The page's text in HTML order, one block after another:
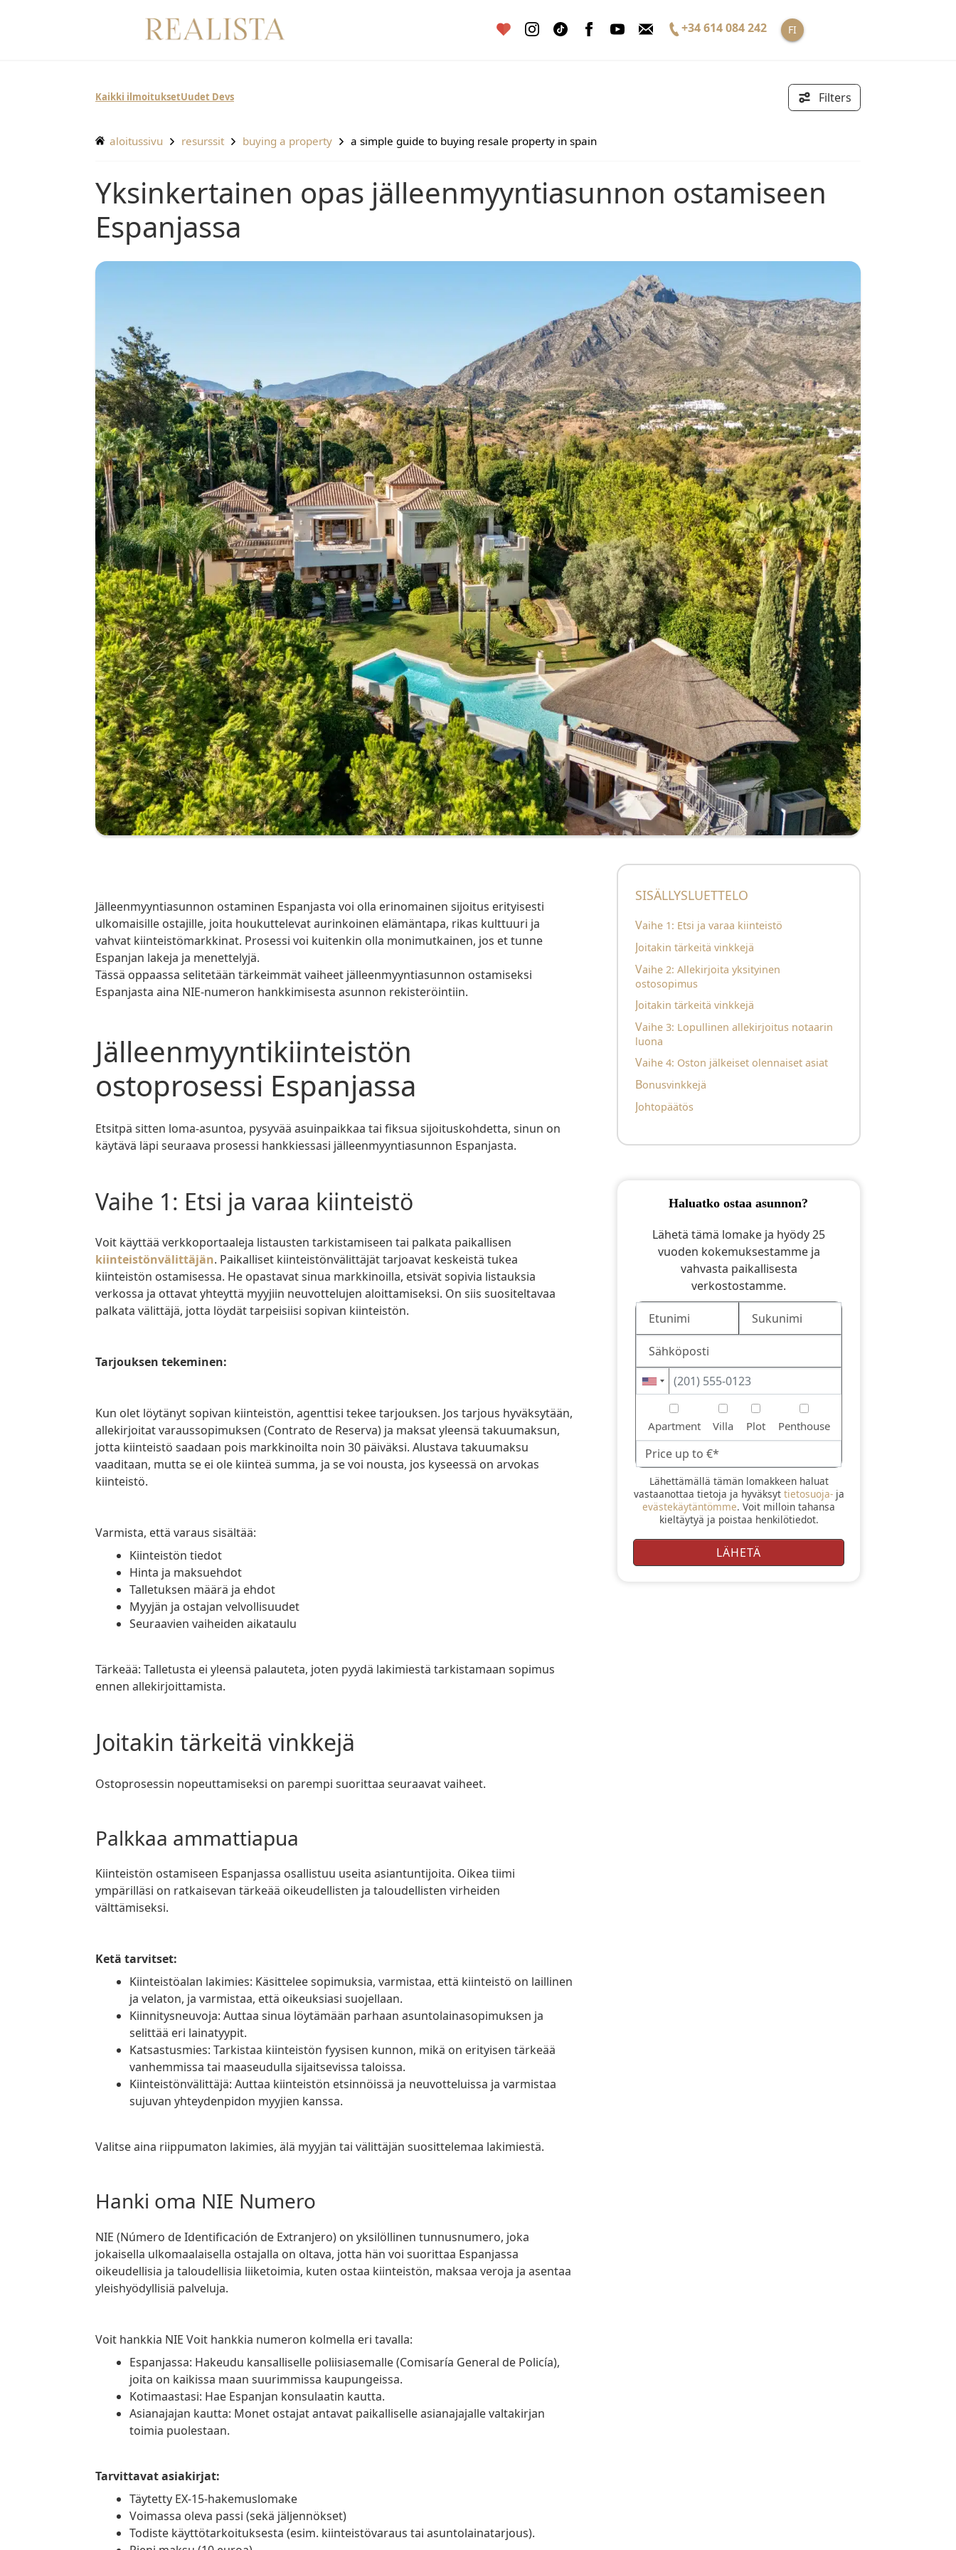
+34 614 084 242 FI
Kaikki ilmoitukset Uudet Devs Filters
aloitussivu resurssit buying a property a simple guide to buying resale property in spain
Yksinkertainen opas jälleenmyyntiasunnon ostamiseen
Espanjassa
SISÄLLYSLUETTELO
Vaihe 1: Etsi ja varaa kiinteistö
Joitakin tärkeitä vinkkejä
Vaihe 2: Allekirjoita yksityinen
ostosopimus
Joitakin tärkeitä vinkkejä
Vaihe 3: Lopullinen allekirjoitus notaarin
luona
Vaihe 4: Oston jälkeiset olennaiset asiat
Bonusvinkkejä
Johtopäätös
haluatko ostaa asunnon?
Lähetä tämä lomake ja hyödy 25
vuoden kokemuksestamme ja
vahvasta paikallisesta
verkostostamme.
Apartment Villa Plot Penthouse
Lähettämällä tämän lomakkeen haluat
vastaanottaa tietoja ja hyväksyt tietosuoja-ja
evästekäytäntömme. Voit milloin tahansa
kieltäytyä ja poistaa henkilötiedot.
Jälleenmyyntiasunnon ostaminen Espanjasta voi olla erinomainen sijoitus erityisesti
ulkomaisille ostajille, joita houkuttelevat aurinkoinen elämäntapa, rikas kulttuuri ja
vahvat kiinteistömarkkinat. Prosessi voi kuitenkin olla monimutkainen, jos et tunne
Espanjan lakeja ja menettelyjä.
Tässä oppaassa selitetään tärkeimmät vaiheet jälleenmyyntiasunnon ostamiseksi
Espanjasta aina NIE-numeron hankkimisesta asunnon rekisteröintiin.
Jälleenmyyntikiinteistön
ostoprosessi Espanjassa
Etsitpä sitten loma-asuntoa, pysyvää asuinpaikkaa tai fiksua sijoituskohdetta, sinun on
käytävä läpi seuraava prosessi hankkiessasi jälleenmyyntiasunnon Espanjasta.
Vaihe 1: Etsi ja varaa kiinteistö
Voit käyttää verkkoportaaleja listausten tarkistamiseen tai palkata paikallisen
kiinteistönvälittäjän. Paikalliset kiinteistönvälittäjät tarjoavat keskeistä tukea
kiinteistön ostamisessa. He opastavat sinua markkinoilla, etsivät sopivia listauksia
verkossa ja ottavat yhteyttä myyjiin neuvottelujen aloittamiseksi. On siis suositeltavaa
palkata välittäjä, jotta löydät tarpeisiisi sopivan kiinteistön.
Tarjouksen tekeminen:
Kun olet löytänyt sopivan kiinteistön, agenttisi tekee tarjouksen. Jos tarjous hyväksytään,
allekirjoitat varaussopimuksen (Contrato de Reserva) ja maksat yleensä takuumaksun,
jotta kiinteistö saadaan pois markkinoilta noin 30 päiväksi. Alustava takuumaksu
vaaditaan, mutta se ei ole kiinteä summa, ja se voi nousta, jos kyseessä on arvokas
kiinteistö.
Varmista, että varaus sisältää:
Kiinteistön tiedot
Hinta ja maksuehdot
Talletuksen määrä ja ehdot
Myyjän ja ostajan velvollisuudet
Seuraavien vaiheiden aikataulu
Tärkeää: Talletusta ei yleensä palauteta, joten pyydä lakimiestä tarkistamaan sopimus
ennen allekirjoittamista.
Joitakin tärkeitä vinkkejä
Ostoprosessin nopeuttamiseksi on parempi suorittaa seuraavat vaiheet.
Palkkaa ammattiapua
Kiinteistön ostamiseen Espanjassa osallistuu useita asiantuntijoita. Oikea tiimi
ympärilläsi on ratkaisevan tärkeää oikeudellisten ja taloudellisten virheiden
välttämiseksi.
Ketä tarvitset:
Kiinteistöalan lakimies: Käsittelee sopimuksia, varmistaa, että kiinteistö on laillinen
ja velaton, ja varmistaa, että oikeuksiasi suojellaan.
Kiinnitysneuvoja: Auttaa sinua löytämään parhaan asuntolainasopimuksen ja
selittää eri lainatyypit.
Katsastusmies: Tarkistaa kiinteistön fyysisen kunnon, mikä on erityisen tärkeää
vanhemmissa tai maaseudulla sijaitsevissa taloissa.
Kiinteistönvälittäjä: Auttaa kiinteistön etsinnöissä ja neuvotteluissa ja varmistaa
sujuvan yhteydenpidon myyjien kanssa.
Valitse aina riippumaton lakimies, älä myyjän tai välittäjän suosittelemaa lakimiestä.
Hanki oma NIE Numero
NIE (Número de Identificación de Extranjero) on yksilöllinen tunnusnumero, joka
jokaisella ulkomaalaisella ostajalla on oltava, jotta hän voi suorittaa Espanjassa
oikeudellisia ja taloudellisia liiketoimia, kuten ostaa kiinteistön, maksaa veroja ja asentaa
yleishyödyllisiä palveluja.
Voit hankkia NIE Voit hankkia numeron kolmella eri tavalla:
Espanjassa: Hakeudu kansalliselle poliisiasemalle (Comisaría General de Policía),
joita on kaikissa maan suurimmissa kaupungeissa.
Kotimaastasi: Hae Espanjan konsulaatin kautta.
Asianajajan kautta: Monet ostajat antavat paikalliselle asianajajalle valtakirjan
toimia puolestaan.
Tarvittavat asiakirjat:
Täytetty EX-15-hakemuslomake
voimassa oleva passi (sekä jäljennökset)
Todiste käyttötarkoituksesta (esim. kiinteistövaraus tai asuntolainatarjous).